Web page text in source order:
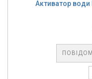
Активатор